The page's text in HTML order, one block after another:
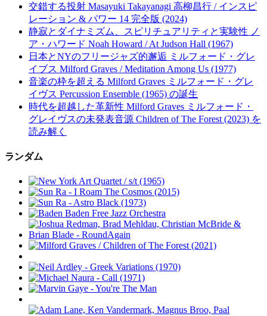
交錯する投射 Masayuki Takayanagi 高柳昌行 / インスピ
レーション & パワー 14 完全版 (2024)
静寂とダイナミズム、スピリチュアリティと実験性 ノ
ア・ハワード Noah Howard / At Judson Hall (1967)
日本とNYのフリージャズ的邂逅 ミルフォード・グレ
イブス Milford Graves / Meditation Among Us (1977)
音楽の枠を超える Milford Graves ミルフォード・グレ
イヴス Percussion Ensemble (1965) の誕生
時代を超越した革新性 Milford Graves ミルフォード・
グレイヴスの未発表音源 Children of The Forest (2023) を
読み解く
ランダム